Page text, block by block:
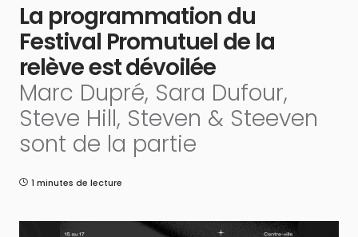
La programmation du
Festival Promutuel de la
relève est dévoilée
Marc Dupré, Sara Dufour,
Steve Hill, Steven & Steeven
sont de la partie
1 minutes de lecture